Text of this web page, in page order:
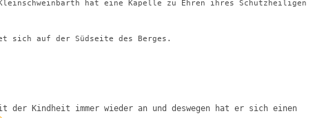
hat eine Kapelle zu Ehren ihres Schutzheiligen
sich auf der Südseite des Berges.
der Kindheit immer wieder an und deswegen hat er sich einen